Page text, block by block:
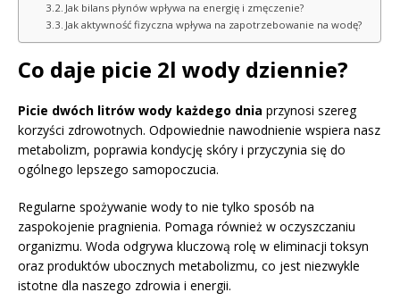
Jak bilans płynów wpływa na energię i zmęczenie?
Jak aktywność fizyczna wpływa na zapotrzebowanie na wodę?
Co daje picie 2l wody dziennie?
Picie dwóch litrów wody każdego dnia przynosi szereg
korzyści zdrowotnych. Odpowiednie nawodnienie wspiera nasz
metabolizm, poprawia kondycję skóry i przyczynia się do
ogólnego lepszego samopoczucia.
Regularne spożywanie wody to nie tylko sposób na
zaspokojenie pragnienia. Pomaga również w oczyszczaniu
organizmu. Woda odgrywa kluczową rolę w eliminacji toksyn
oraz produktów ubocznych metabolizmu, co jest niezwykle
istotne dla naszego zdrowia i energii.